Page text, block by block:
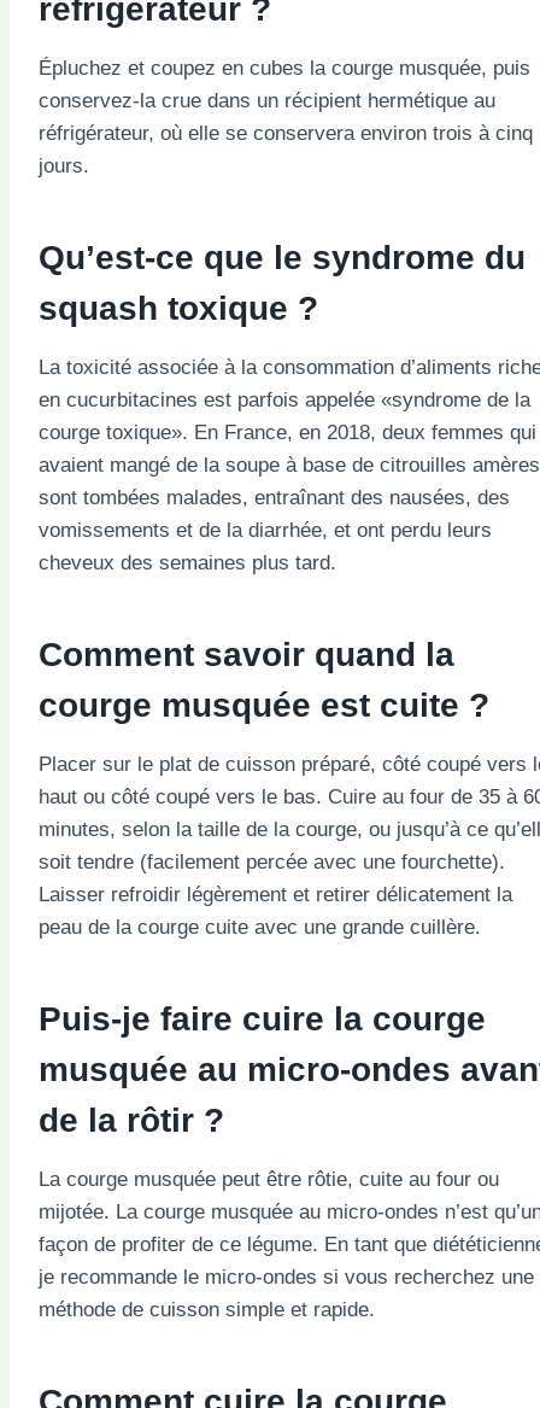
réfrigérateur ?
Épluchez et coupez en cubes la courge musquée, puis
conservez-la crue dans un récipient hermétique au
réfrigérateur, où elle se conservera environ trois à cinq
jours.
Qu’est-ce que le syndrome du
squash toxique ?
La toxicité associée à la consommation d’aliments
en cucurbitacines est parfois appelée «syndrome de la
courge toxique». En France, en 2018, deux femmes qui
avaient mangé de la soupe à base de citrouilles amères
sont tombées malades, entraînant des nausées, des
vomissements et de la diarrhée, et ont perdu leurs
cheveux des semaines plus tard.
Comment savoir quand la
courge musquée est cuite ?
Placer sur le plat de cuisson préparé, côté coupé vers
haut ou côté coupé vers le bas. Cuire au four de 35 à
minutes, selon la taille de la courge, ou jusqu’à ce
soit tendre (facilement percée avec une fourchette).
Laisser refroidir légèrement et retirer délicatement la
peau de la courge cuite avec une grande cuillère.
Puis-je faire cuire la courge
musquée au micro-ondes
de la rôtir ?
La courge musquée peut être rôtie, cuite au four ou
mijotée. La courge musquée au micro-ondes n’est
façon de profiter de ce légume. En tant que
je recommande le micro-ondes si vous recherchez une
méthode de cuisson simple et rapide.